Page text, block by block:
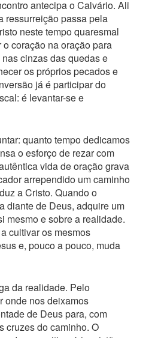
antecipa o Calvário. Ali
ressurreição passa pela
neste tempo quaresmal
coração na oração para
cinzas das quedas e
os próprios pecados e
já é participar do
é levantar-se e
quanto tempo dedicamos
o esforço de rezar com
vida de oração grava
arrependido um caminho
a Cristo. Quando o
diante de Deus, adquire um
mesmo e sobre a realidade.
cultivar os mesmos
e, pouco a pouco, muda
da realidade. Pelo
onde nos deixamos
de Deus para, com
cruzes do caminho. O